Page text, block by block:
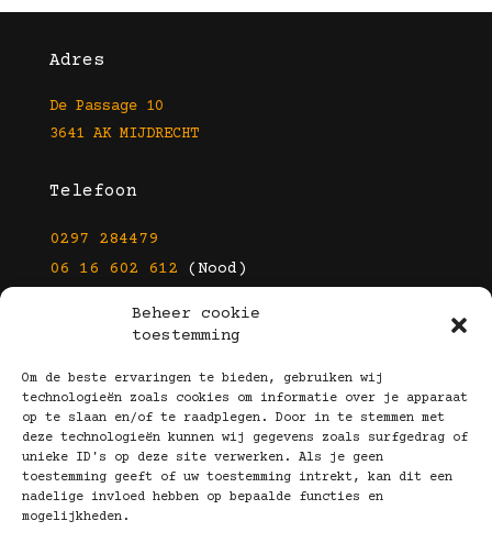
Beheer cookie
toestemming
Om de beste ervaringen te bieden, gebruiken wij
technologieën zoals cookies om informatie over je apparaat
op te slaan en/of te raadplegen. Door in te stemmen met
deze technologieën kunnen wij gegevens zoals surfgedrag of
unieke ID's op deze site verwerken. Als je geen
toestemming geeft of uw toestemming intrekt, kan dit een
nadelige invloed hebben op bepaalde functies en
mogelijkheden.
Adres
De Passage 10
3641 AK MIJDRECHT
Telefoon
0297 284479
06 16 602 612 (Nood)
info@kootbrillen.nl
Volg Ons!